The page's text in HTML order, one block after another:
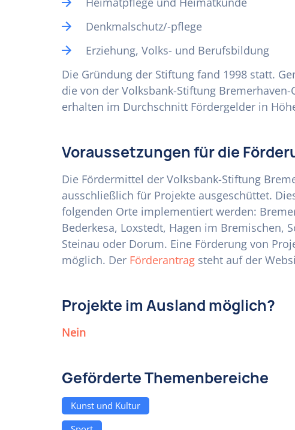
Denkmalschutz/-pflege
Erziehung, Volks- und Berufsbildung
Die Gründung der Stiftung fand 1998 statt.
die von der Volksbank-Stiftung
erhalten im Durchschnitt Fördergelder in
Voraussetzungen für die
Die Fördermittel der Volksbank-Stiftung
ausschließlich für Projekte ausgeschüttet.
folgenden Orte implementiert werden:
Bederkesa, Loxstedt, Hagen im Bremischen,
Steinau oder Dorum. Eine Förderung von
möglich. Der Förderantrag steht auf der
Projekte im Ausland möglich?
Nein
Geförderte Themenbereiche
Kunst und Kultur